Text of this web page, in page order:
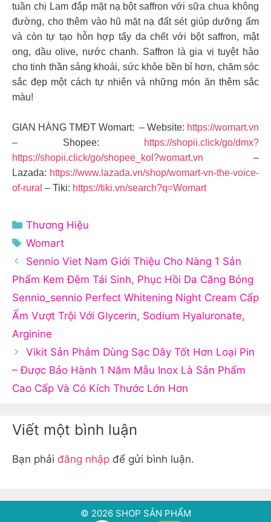
tuần chị Lam đắp mặt nạ bột saffron với sữa chua không
đường, cho thêm vào hũ mặt nạ đất sét giúp dưỡng ẩm
và còn tự tạo hỗn hợp tẩy da chết với bột saffron, mật
ong, dầu olive, nước chanh. Saffron là gia vị tuyệt hảo
cho tinh thần sảng khoái, sức khỏe bền bỉ hơn, chăm sóc
sắc đẹp một cách tự nhiên và những món ăn thêm sắc
màu!
GIAN HÀNG TMĐT Womart: – Website: https://womart.vn
– Shopee:
https://shopii.click/go/dmx?
https://shopii.click/go/shopee_kol?womart.vn –
Lazada: https://www.lazada.vn/shop/womart-vn-the-voice-
of-rural – Tiki: https://tiki.vn/search?q=Womart
Danh
mục
Thương Hiệu
Thẻ
Womart
Sennio Viet Nam Giới Thiệu Cho Nàng 1 Sản
Phẩm Kem Đêm Tái Sinh, Phục Hồi Da Căng Bóng
Sennio_sennio Perfect Whitening Night Cream Cấp
Ẩm Vượt Trội Với Glycerin, Sodium Hyaluronate,
Arginine
Vikit Sản Phảm Dùng Sạc Dây Tốt Hơn Loại Pin
– Được Bảo Hành 1 Năm Mẫu Inox Là Sản Phẩm
Cao Cấp Và Có Kích Thước Lớn Hơn
Viết một bình luận
Bạn phải đăng nhập để gửi bình luận.
© 2026 SHOP SẢN PHẨM